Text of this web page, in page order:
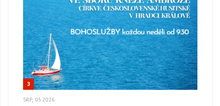
3
SRP, 05 2026